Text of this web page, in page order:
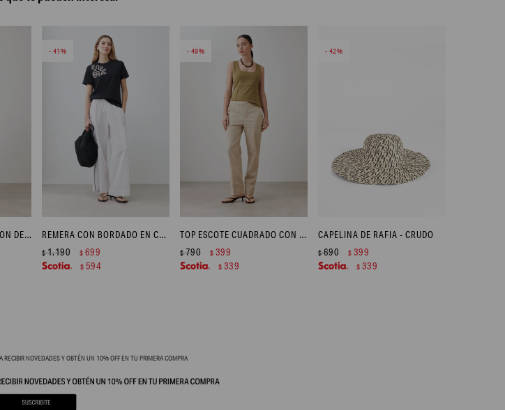
REMERA ESCOTE EN V CON DETALLE EN ESPALDA - BLANCO
41
REMERA CON BORDADO EN CONTRASTE - NEGRO
$1.190 $ 699
$ 594
49
TOP ESCOTE CUADRADO CON COSTURAS - VERDE OLIVA
$790 $ 399
$ 339
42
CAPELINA DE RAFIA - CRUDO
$690 $ 399
$ 339
RECIBIR NOVEDADES Y OBTÉN UN 10% OFF EN TU PRIMERA COMPRA